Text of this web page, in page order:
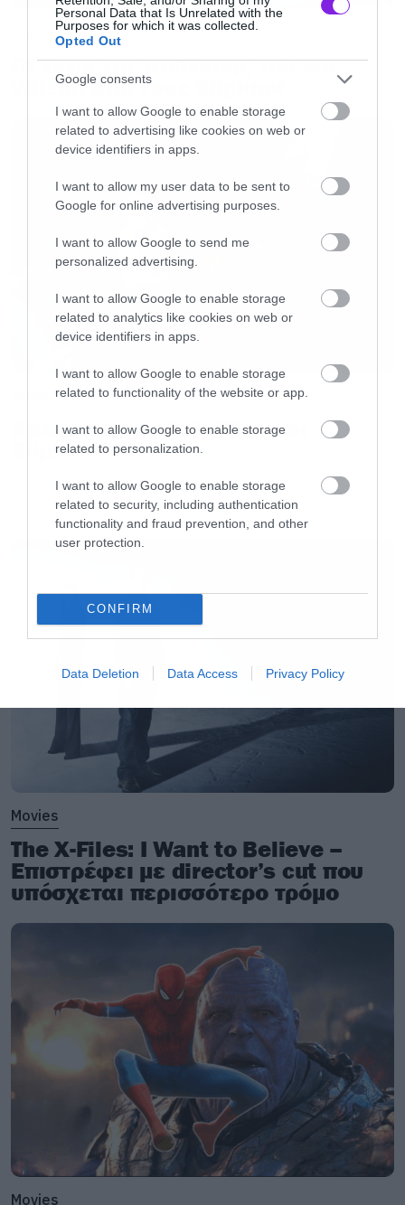
Personal Data that Is Unrelated with the
Purposes for which it was collected.
Opted Out
Google consents
I want to allow Google to enable storage
related to advertising like cookies on web or
device identifiers in apps.
I want to allow my user data to be sent to
Google for online advertising purposes.
I want to allow Google to send me
personalized advertising.
I want to allow Google to enable storage
related to analytics like cookies on web or
device identifiers in apps.
I want to allow Google to enable storage
related to functionality of the website or app.
I want to allow Google to enable storage
related to personalization.
I want to allow Google to enable storage
related to security, including authentication
functionality and fraud prevention, and other
user protection.
CONFIRM
Data Deletion Data Access Privacy Policy
συμβόλαιο, δεν έχουμε συμβόλαιο για νέα ταινία
και δεν έχουμε προσεγγίσει τον Γιοακίν. Θα
συμβεί κάτι τέτοιο; Μπορώ να πω ότι το άρθρο
ανέφερε αυτά που είναι πιθανό να γίνουν».
Και φυσικά από εδώ και πέρα περιμένουμε τις
επίσημες συζητήσεις που είναι αναπόφευκτο
ότι θα οδηγήσουν σε μία ακόμα ταινία.
Οι λόγοι της απόλυσης του Sid
Wilson από τους Slipknot
Απέλυσαν τον Sid Wilson οι
Slipknot!
Movies
The X-Files: I Want to Believe –
Επιστρέφει με director’s cut που
υπόσχεται περισσότερο τρόμο
Movies